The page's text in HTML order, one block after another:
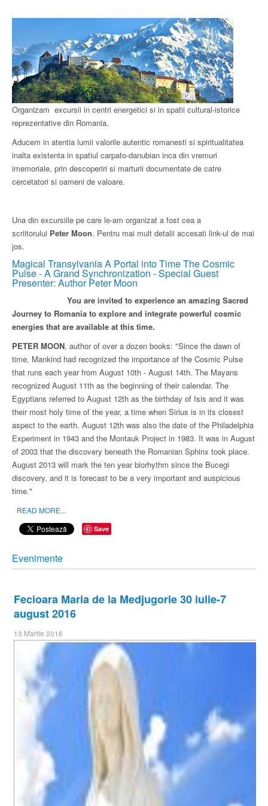
Organizam excursii in centri energetici si in spatii cultural-istorice
reprezentative din Romania.
Aducem in atentia lumii valorile autentic romanesti si spiritualitatea
inalta existenta in spatiul carpato-danubian inca din vremuri
imemoriale, prin descoperiri si marturii documentate de catre
cercetatori si oameni de valoare.
Una din excursiile pe care le-am organizat a fost cea a
scriitorului Peter Moon. Pentru mai mult detalii accesati link-ul de mai
jos.
Magical Transylvania A Portal into Time The Cosmic
Pulse - A Grand Synchronization - Special Guest
Presenter: Author Peter Moon
You are invited to experience an amazing Sacred
Journey to Romania to explore and integrate powerful cosmic
energies that are available at this time.
PETER MOON, author of over a dozen books: "Since the dawn of
time, Mankind had recognized the importance of the Cosmic Pulse
that runs each year from August 10th - August 14th. The Mayans
recognized August 11th as the beginning of their calendar. The
Egyptians referred to August 12th as the birthday of Isis and it was
their most holy time of the year, a time when Sirius is in its closest
aspect to the earth. August 12th was also the date of the Philadelphia
Experiment in 1943 and the Montauk Project in 1983. It was in August
of 2003 that the discovery beneath the Romanian Sphinx took place.
August 2013 will mark the ten year biorhythm since the Bucegi
discovery, and it is forecast to be a very important and auspicious
time."
READ MORE...
Save
Evenimente
Fecioara Maria de la Medjugorie 30 iulie-7
august 2016
13 Martie 2016